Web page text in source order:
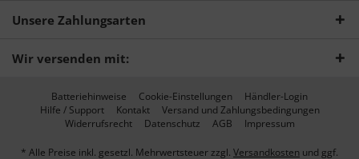
Unsere Zahlungsarten
Wir versenden mit:
Batteriehinweise Cookie-Einstellungen
Händler-Login
Hilfe / Support
Kontakt
Versand und Zahlungsbedingungen
Widerrufsrecht
Datenschutz AGB Impressum
* Alle Preise inkl. gesetzl. Mehrwertsteuer zzgl. Versandkosten und ggf.